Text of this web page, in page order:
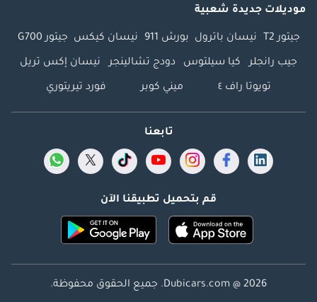
موديلات جديدة شعبية
جيتور T2 نيسان باترول بورش 911 نيسان كيكس جيتور G700
جيب رانجلر كيا سيلتوس دودج تشالينجر نيسان إكس تريل
تويوتا راف ٤ ميني كوبر فورد تيريتوري
تابعنا
قم بتحميل تطبيقنا الآن
Dubicars.com @ 2026. جميع الحقوق محفوظة.